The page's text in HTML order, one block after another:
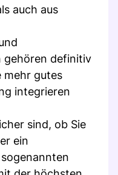
auch aus
gehören definitiv
mehr gutes
integrieren
sind, ob Sie
ein